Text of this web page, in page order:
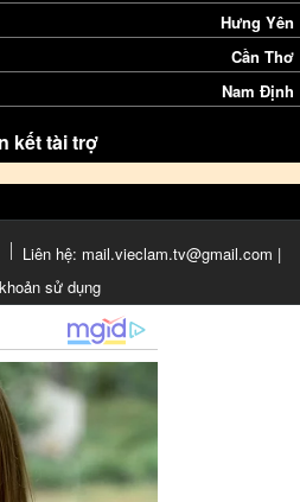
Hưng Yên
Cần Thơ
Nam Định
kết tài trợ
Liên hệ: mail.vieclam.tv@gmail.com |
sử dụng